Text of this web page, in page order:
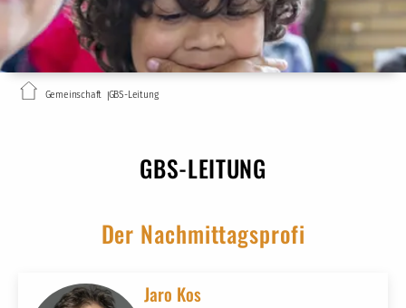
Gemeinschaft GBS-Leitung
GBS-LEITUNG
Der Nachmittagsprofi
Jaro Kos